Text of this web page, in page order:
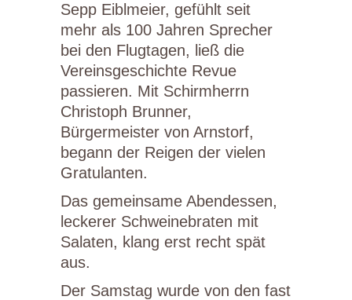
Sepp Eiblmeier, gefühlt seit
mehr als 100 Jahren Sprecher
bei den Flugtagen, ließ die
Vereinsgeschichte Revue
passieren. Mit Schirmherrn
Christoph Brunner,
Bürgermeister von Arnstorf,
begann der Reigen der vielen
Gratulanten.
Das gemeinsame Abendessen,
leckerer Schweinebraten mit
Salaten, klang erst recht spät
aus.
Der Samstag wurde von den fast